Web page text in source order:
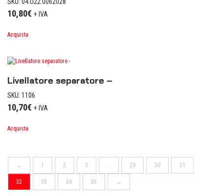
10,80€ + IVA
Acquista
Livellatore separatore –
SKU: 1106
10,70€ + IVA
Acquista
← 1 2 3 29 30 31
32 33 34 35 →